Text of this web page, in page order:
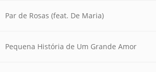
Par de Rosas (feat. De Maria)
Pequena História de Um Grande Amor